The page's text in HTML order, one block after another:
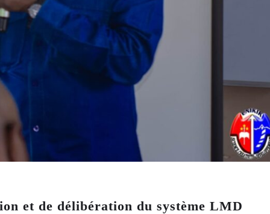
et de délibération du système LMD